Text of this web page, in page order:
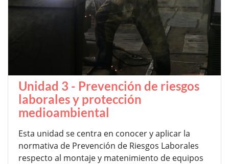
Unidad 3 - Prevención de riesgos
laborales y protección
medioambiental
Esta unidad se centra en conocer y aplicar la
normativa de Prevención de Riesgos Laborales
respecto al montaje y matenimiento de equipos